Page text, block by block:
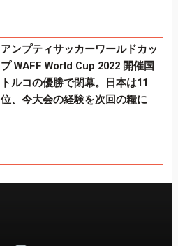
アンプティサッカーワールドカッ
プ WAFF World Cup 2022 開催国
トルコの優勝で閉幕。日本は11
位、今大会の経験を次回の糧に